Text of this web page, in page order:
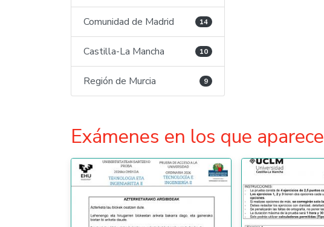
Comunidad de Madrid 14
Castilla-La Mancha 10
Región de Murcia 9
Exámenes en los que aparece